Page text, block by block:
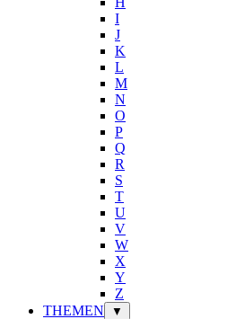
I
J
K
L
M
N
O
P
Q
R
S
T
U
V
W
X
Y
Z
THEMEN
▼